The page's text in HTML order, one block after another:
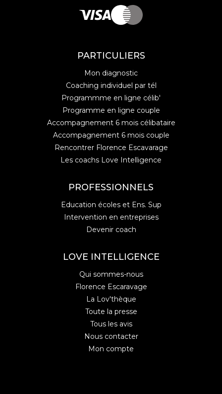
PARTICULIERS
Mon diagnostic
Coaching individuel par tél
Programmme en ligne célib'
Programme en ligne couple
Accompagnement 6 mois célibataire
Accompagnement 6 mois couple
Rencontrer Florence Escavarage
Les coachs Love Intelligence
PROFESSIONNELS
Education écoles et Ens. Sup
Intervention en entreprises
Devenir coach
LOVE INTELLIGENCE
Qui sommes-nous
Florence Escaravage
La Lov'thèque
Toute la presse
Tous les avis
Nous contacter
Mon compte